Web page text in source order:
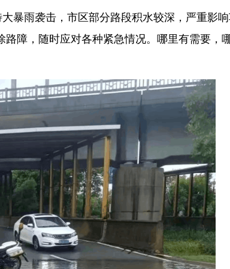
暴雨袭击，市区部分路段积水较深，严重影
障，随时应对各种紧急情况。哪里有需要，